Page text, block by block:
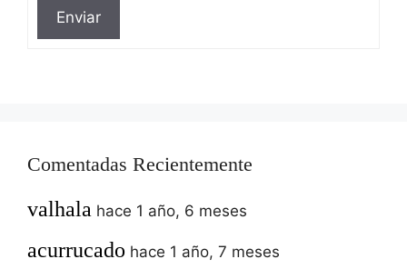
Enviar
Comentadas Recientemente
valhala hace 1 año, 6 meses
acurrucado hace 1 año, 7 meses